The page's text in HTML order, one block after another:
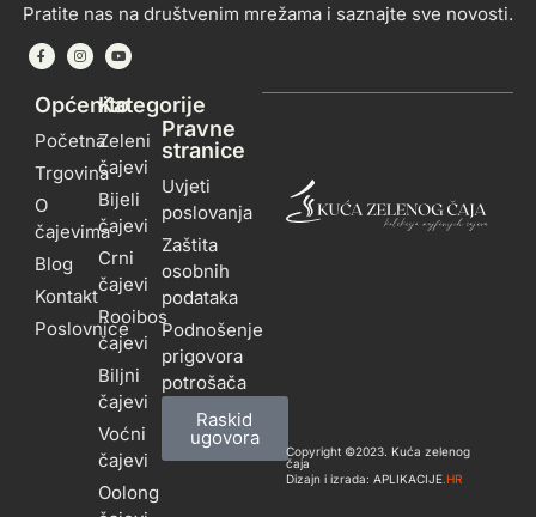
Pratite nas na društvenim mrežama i saznajte sve novosti.
Općenito
Početna
Trgovina
O
čajevima
Blog
Kontakt
Poslovnice
Kategorije
Zeleni
čajevi
Bijeli
čajevi
Crni
čajevi
Rooibos
čajevi
Biljni
čajevi
Voćni
čajevi
Oolong
Pravne
stranice
Uvjeti
poslovanja
Zaštita
osobnih
podataka
Podnošenje
prigovora
potrošača
Raskid
ugovora
Copyright ©2023. Kuća zelenog
čaja
Dizajn i izrada: APLIKACIJE.HR